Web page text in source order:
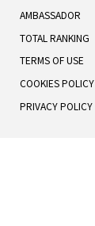
AMBASSADOR
TOTAL RANKING
TERMS OF USE
COOKIES POLICY
PRIVACY POLICY